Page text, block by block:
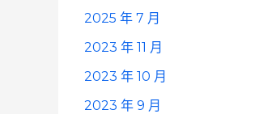
2025 年 7 月
2023 年 11 月
2023 年 10 月
2023 年 9 月